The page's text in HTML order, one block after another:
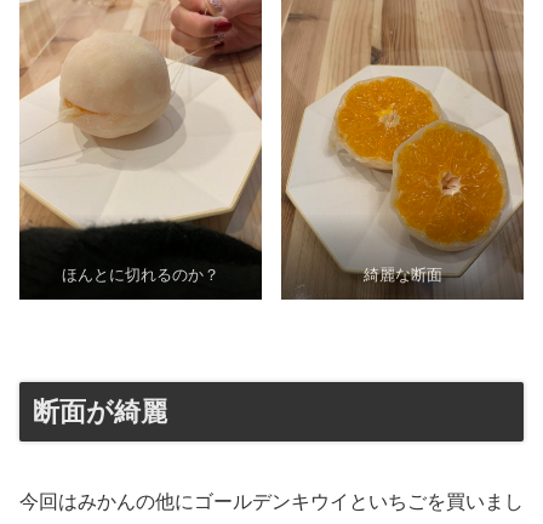
ほんとに切れるのか？ 綺麗な断面
断面が綺麗
今回はみかんの他にゴールデンキウイといちごを買いまし